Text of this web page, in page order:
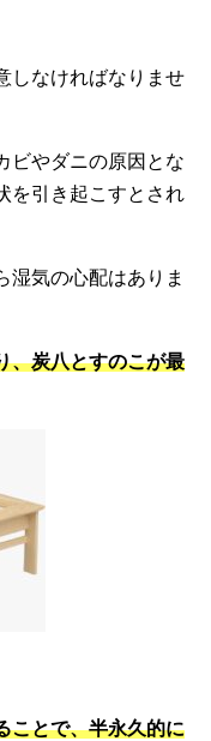
しなければなりませ
ビやダニの原因とな
を引き起こすとされ
湿気の心配はありま
、炭八とすのこが最
ことで、半永久的に